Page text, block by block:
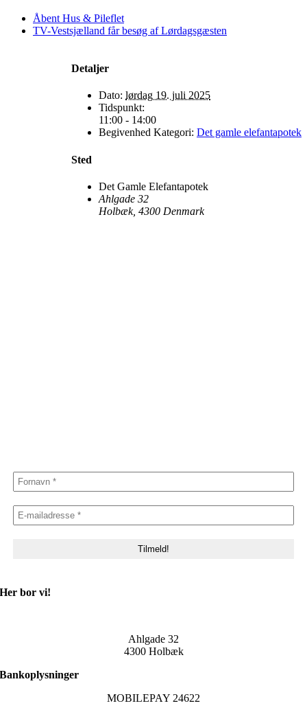
Åbent Hus & Pileflet
TV-Vestsjælland får besøg af Lørdagsgæsten
Detaljer
Dato: lørdag 19. juli 2025
Tidspunkt:
11:00 - 14:00
Begivenhed Kategori: Det gamle elefantapotek
Sted
Det Gamle Elefantapotek
Ahlgade 32
Holbæk, 4300 Denmark
Her bor vi!
Ahlgade 32
4300 Holbæk
Bankoplysninger
MOBILEPAY 24622